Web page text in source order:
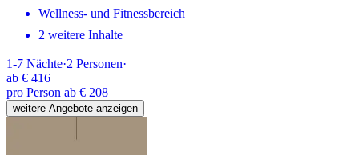
Wellness- und Fitnessbereich
2 weitere Inhalte
1-7 Nächte·2 Personen·
ab € 416
pro Person ab € 208
weitere Angebote anzeigen